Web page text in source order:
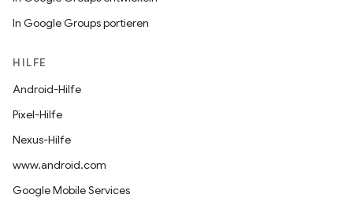
In Google Groups portieren
HILFE
Android-Hilfe
Pixel-Hilfe
Nexus-Hilfe
www.android.com
Google Mobile Services